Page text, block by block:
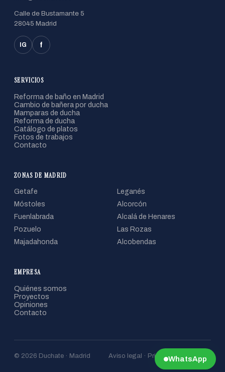
Calle de Bustamante 5
28045 Madrid
IG f
SERVICIOS
Reforma de baño en Madrid
Cambio de bañera por ducha
Mamparas de ducha
Reforma de ducha
Catálogo de platos
Fotos de trabajos
Contacto
ZONAS DE MADRID
Getafe
Leganés
Móstoles
Alcorcón
Fuenlabrada
Alcalá de Henares
Pozuelo
Las Rozas
Majadahonda
Alcobendas
EMPRESA
Quiénes somos
Proyectos
Opiniones
Contacto
© 2026 Duchate · Madrid Aviso legal · Privacidad · Cookies
WhatsApp